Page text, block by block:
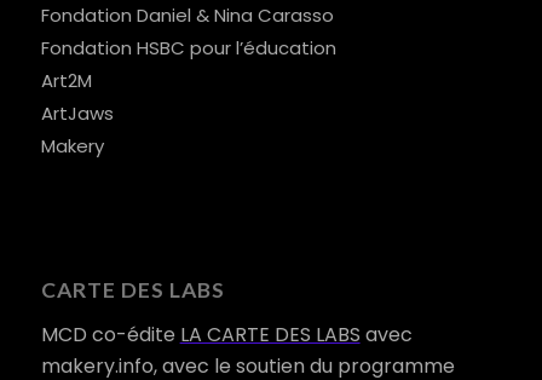
Fondation Daniel & Nina Carasso
Fondation HSBC pour l’éducation
Art2M
ArtJaws
Makery
CARTE DES LABS
MCD co-édite LA CARTE DES LABS avec
makery.info, avec le soutien du programme